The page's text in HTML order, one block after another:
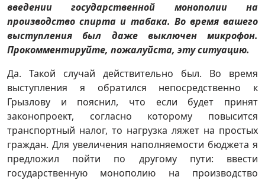
введении государственной монополии на
производство спирта и табака. Во время вашего
выступления был даже выключен микрофон.
Прокомментируйте, пожалуйста, эту ситуацию.
Да. Такой случай действительно был. Во время
выступления я обратился непосредственно к
Грызлову и пояснил, что если будет принят
законопроект, согласно которому повысится
транспортный налог, то нагрузка ляжет на простых
граждан. Для увеличения наполняемости бюджета я
предложил пойти по другому пути: ввести
государственную монополию на производство